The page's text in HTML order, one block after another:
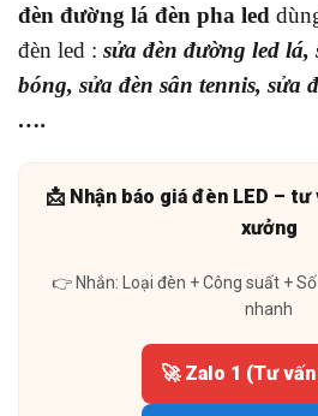
đèn đường lá đèn pha led
đèn led : sửa đèn đường led lá,
bóng, sửa đèn sân tennis, sửa
….
📩 Nhận báo giá đèn LED –
xưởng
👉 Nhắn: Loại đèn + Công suất +
nhanh
🚀 Zalo 1 (Tư